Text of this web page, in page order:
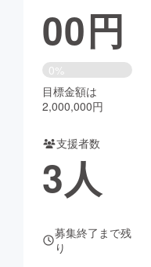
チャレンジ
CAMPFIRE Creation
コミュニティ
00円
0%
目標金額は
2,000,000円
支援者数
3人
募集終了まで残
り